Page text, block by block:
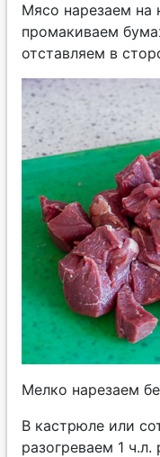
Мясо нарезаем на
промакиваем
отставляем в
Мелко нарезаем
В кастрюле или
разогреваем 1